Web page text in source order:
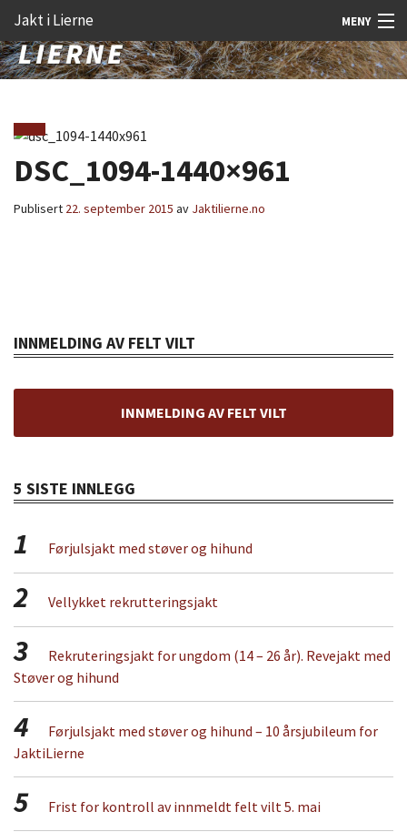
Jakt i Lierne MENY
Nyheter
Fangst
Åtejakt
Rekrutt
innholdet
Forstørre
DSC_1094-1440×961
Publisert 22. september 2015 av Jaktilierne.no
INNMELDING AV FELT VILT
INNMELDING AV FELT VILT
5 SISTE INNLEGG
1 Førjulsjakt med støver og hihund
2 Vellykket rekrutteringsjakt
3
Rekruteringsjakt for ungdom (14 – 26 år). Revejakt med
Støver og hihund
4
Førjulsjakt med støver og hihund – 10 årsjubileum for
JaktiLierne
5 Frist for kontroll av innmeldt felt vilt 5. mai